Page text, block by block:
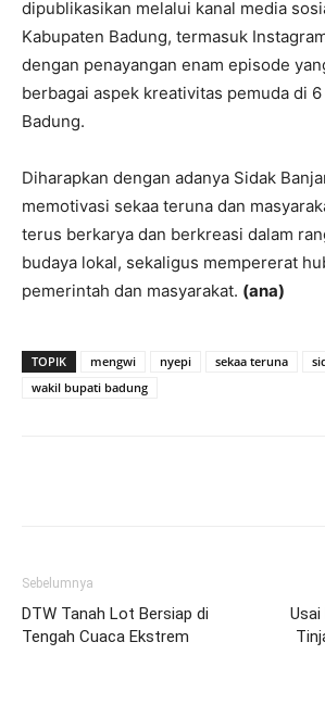
dipublikasikan melalui kanal media
Kabupaten Badung, termasuk
dengan penayangan enam episode
berbagai aspek kreativitas pemuda di
Badung.
Diharapkan dengan adanya Sidak
memotivasi sekaa teruna dan
terus berkarya dan berkreasi dalam
budaya lokal, sekaligus mempererat
pemerintah dan masyarakat. (ana)
TOPIK mengwi nyepi sekaa teruna
wakil bupati badung
Sebelumnya
DTW Tanah Lot Bersiap di
Tengah Cuaca Ekstrem
Usai